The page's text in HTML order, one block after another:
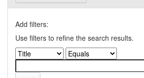
Add filters:
Use filters to refine the search results.